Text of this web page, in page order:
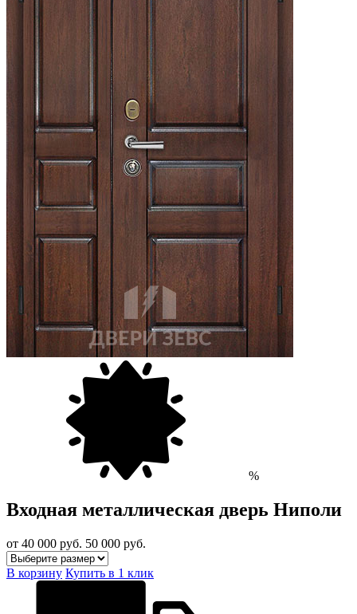
%
Входная металлическая дверь Ниполи
от 40 000 руб. 50 000 руб.
В корзину Купить в 1 клик